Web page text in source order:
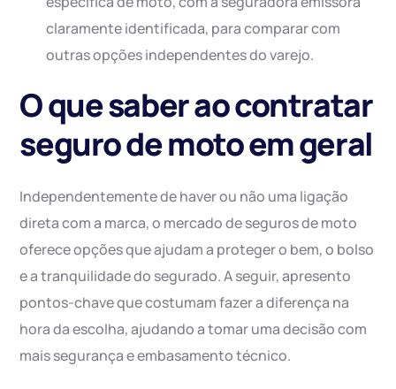
claramente identificada, para comparar com
outras opções independentes do varejo.
O que saber ao contratar
seguro de moto em geral
Independentemente de haver ou não uma ligação
direta com a marca, o mercado de seguros de moto
oferece opções que ajudam a proteger o bem, o bolso
e a tranquilidade do segurado. A seguir, apresento
pontos-chave que costumam fazer a diferença na
hora da escolha, ajudando a tomar uma decisão com
mais segurança e embasamento técnico.